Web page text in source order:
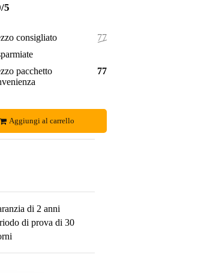
5
consigliato
776,00 €
pacchetto
773,00 €
Aggiungi al carrello
di 2 anni
di prova di 30